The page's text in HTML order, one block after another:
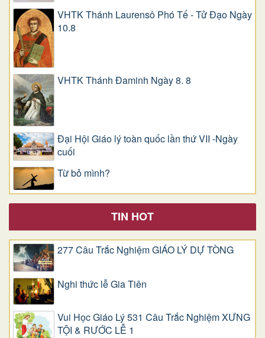
VHTK Thánh Laurensô Phó Tế - Tử Đạo Ngày
10.8
VHTK Thánh Đaminh Ngày 8. 8
Đại Hội Giáo lý toàn quốc lần thứ VII -Ngày
cuối
Từ bỏ mình?
TIN HOT
277 Câu Trắc Nghiệm GIÁO LÝ DỰ TÒNG
Nghi thức lễ Gia Tiên
Vui Học Giáo Lý 531 Câu Trắc Nghiệm XƯNG
TỘI & RƯỚC LỄ 1